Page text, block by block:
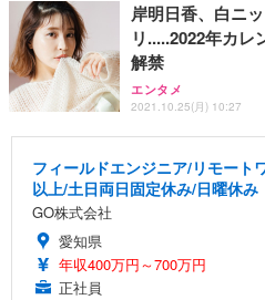
岸明日香、白ニ
リ.....2022年カ
解禁
エンタメ
2021.10.25(月) 10:27
フィールドエンジニア/リモート
以上/土日両日固定休み/日曜休み
GO株式会社
愛知県
年収400万円～700万円
正社員